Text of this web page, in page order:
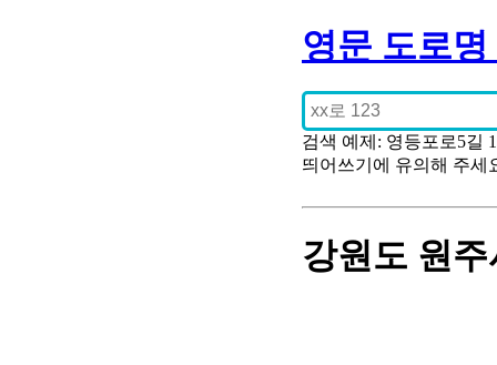
영문 도로
검색 예제: 영등포로5길
띄어쓰기에 유의해 주세
강원도 원